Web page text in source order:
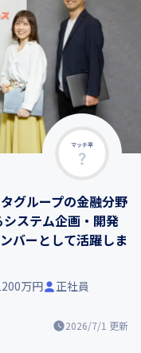
マッチ率
グループの金融分野
ステム企画・開発
バーとして活躍しま
2026/7/1 更新
万円 正社員